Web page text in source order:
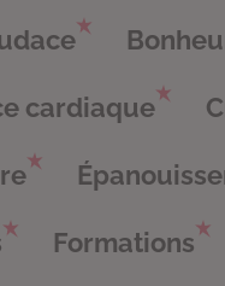
cardiaque
Formations